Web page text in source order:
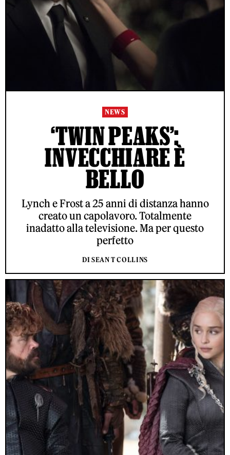
NEWS
‘TWIN PEAKS’:
INVECCHIARE È
BELLO
Lynch e Frost a 25 anni di distanza hanno
creato un capolavoro. Totalmente
inadatto alla televisione. Ma per questo
perfetto
DI SEAN T COLLINS